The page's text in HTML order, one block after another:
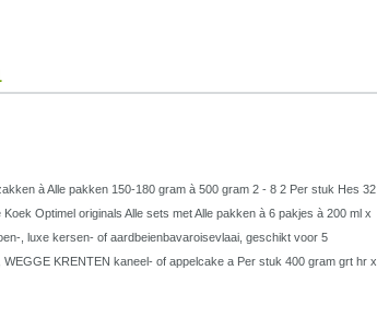
à Alle pakken 150-180 gram à 500 gram 2 - 8 2 Per stuk Hes 32
Optimel originals Alle sets met Alle pakken à 6 pakjes à 200 ml x
, luxe kersen- of aardbeienbavaroisevlaai, geschikt voor 5
KRENTEN kaneel- of appelcake a Per stuk 400 gram grt hr x